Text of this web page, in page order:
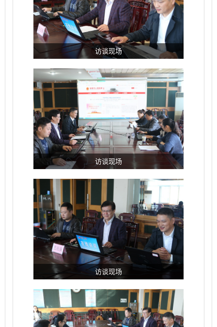
随着经济生活水平的提高，很多家长在购买
房产时想直接办理到孩子名下，请问未成年人是
否可以申请不动产登记？
我在恒大绿洲购买了一套商品房，在银行办
理了按揭贷款，现在想加我配偶的名字，请问能
否办理？
淮南市不动产登记中心法规科科长 宫磊
您要办理的是抵押权注销登记，如果房子是
在银行有贷款，需要产权人本人到我中心办理，
所需材料如下：《不动产抵押权注销申请书》原
件、本人身份证明原件及复印件、还款证明、他
项证原件。产权人自己来我中心办理抵押权注销
登记即可。
淮南市不动产登记中心法规科科长 宫磊
不动产权属证书或登记证明遗失、灭失的，
不动产权利人提出补发申请的，相关权利人查档
后应在我局官方网站或主流媒体上对原权利证书
公告遗失，在公告期届满后，持相关权利手续材
料办理不动产权证。
访谈现场
访谈现场
访谈现场